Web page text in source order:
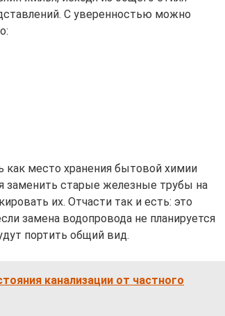
С уверенностью можно
место хранения бытовой химии
заменить старые железные трубы на
их. Отчасти так и есть: это
замена водопровода не планируется
портить общий вид.
канализации от частного